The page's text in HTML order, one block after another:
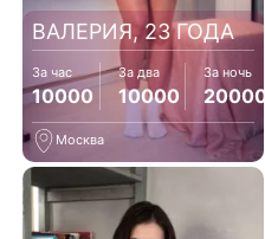
ВАЛЕРИЯ, 23 ГОДА
За час
10000
За два
10000
За ночь
20000
Москва